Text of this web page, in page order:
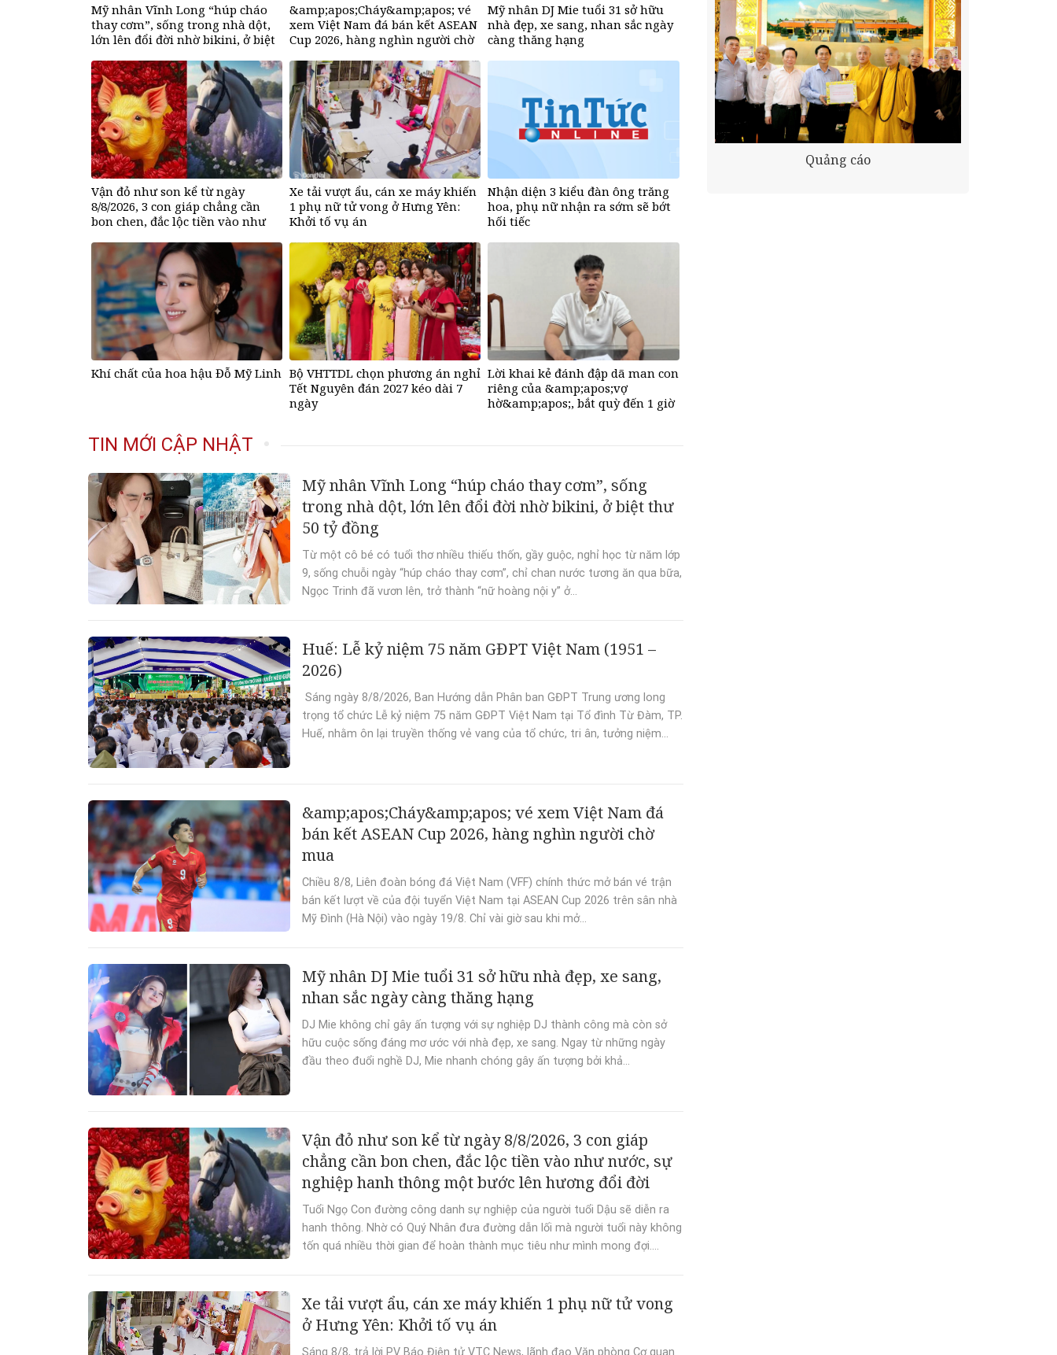
Mỹ nhân Vĩnh Long “húp cháo
thay cơm”, sống trong nhà dột,
lớn lên đổi đời nhờ bikini, ở biệt
&amp;apos;Cháy&amp;apos; vé
xem Việt Nam đá bán kết ASEAN
Cup 2026, hàng nghìn người chờ
Mỹ nhân DJ Mie tuổi 31 sở hữu
nhà đẹp, xe sang, nhan sắc ngày
càng thăng hạng
Vận đỏ như son kể từ ngày
8/8/2026, 3 con giáp chẳng cần
bon chen, đắc lộc tiền vào như
bước lên hương đổi đời
Xe tải vượt ẩu, cán xe máy khiến
1 phụ nữ tử vong ở Hưng Yên:
Khởi tố vụ án
Nhận diện 3 kiểu đàn ông trăng
hoa, phụ nữ nhận ra sớm sẽ bớt
hối tiếc
Khí chất của hoa hậu Đỗ Mỹ Linh Bộ VHTTDL chọn phương án nghỉ
Tết Nguyên đán 2027 kéo dài 7
ngày
Lời khai kẻ đánh đập dã man con
riêng của &amp;apos;vợ
hờ&amp;apos;, bắt quỳ đến 1 giờ
TIN MỚI CẬP NHẬT
Mỹ nhân Vĩnh Long “húp cháo thay cơm”, sống
trong nhà dột, lớn lên đổi đời nhờ bikini, ở biệt thư
50 tỷ đồng
Từ một cô bé có tuổi thơ nhiều thiếu thốn, gầy guộc, nghỉ học từ năm lớp
9, sống chuỗi ngày “húp cháo thay cơm”, chỉ chan nước tương ăn qua bữa,
Ngọc Trinh đã vươn lên, trở thành “nữ hoàng nội y” ở...
Huế: Lễ kỷ niệm 75 năm GĐPT Việt Nam (1951 –
2026)
Sáng ngày 8/8/2026, Ban Hướng dẫn Phân ban GĐPT Trung ương long
trọng tổ chức Lễ kỷ niệm 75 năm GĐPT Việt Nam tại Tổ đình Từ Đàm, TP.
Huế, nhằm ôn lại truyền thống vẻ vang của tổ chức, tri ân, tưởng niệm...
&amp;apos;Cháy&amp;apos; vé xem Việt Nam đá
bán kết ASEAN Cup 2026, hàng nghìn người chờ
mua
Chiều 8/8, Liên đoàn bóng đá Việt Nam (VFF) chính thức mở bán vé trận
bán kết lượt về của đội tuyển Việt Nam tại ASEAN Cup 2026 trên sân nhà
Mỹ Đình (Hà Nội) vào ngày 19/8. Chỉ vài giờ sau khi mở...
Mỹ nhân DJ Mie tuổi 31 sở hữu nhà đẹp, xe sang,
nhan sắc ngày càng thăng hạng
DJ Mie không chỉ gây ấn tượng với sự nghiệp DJ thành công mà còn sở
hữu cuộc sống đáng mơ ước với nhà đẹp, xe sang. Ngay từ những ngày
đầu theo đuổi nghề DJ, Mie nhanh chóng gây ấn tượng bởi khả...
Vận đỏ như son kể từ ngày 8/8/2026, 3 con giáp
chẳng cần bon chen, đắc lộc tiền vào như nước, sự
nghiệp hanh thông một bước lên hương đổi đời
Tuổi Ngọ Con đường công danh sự nghiệp của người tuổi Dậu sẽ diễn ra
hanh thông. Nhờ có Quý Nhân đưa đường dẫn lối mà người tuổi này không
tốn quá nhiều thời gian để hoàn thành mục tiêu như mình mong đợi....
Xe tải vượt ẩu, cán xe máy khiến 1 phụ nữ tử vong
ở Hưng Yên: Khởi tố vụ án
Sáng 8/8, trả lời PV Báo Điện tử VTC News, lãnh đạo Văn phòng Cơ quan
Quảng cáo